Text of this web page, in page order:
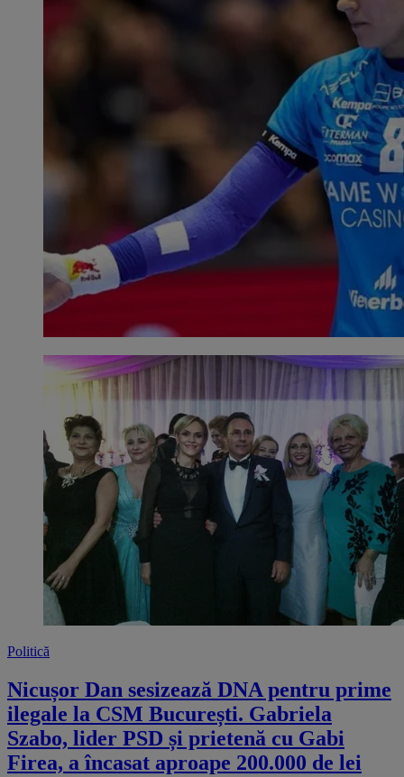
Politică
Nicușor Dan sesizează DNA pentru prime
ilegale la CSM București. Gabriela
Szabo, lider PSD și prietenă cu Gabi
Firea, a încasat aproape 200.000 de lei